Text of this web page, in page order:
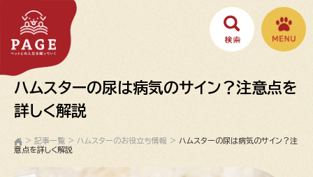
ハムスターの尿は病気のサイン？注意点を
詳しく解説
> 記事一覧 > ハムスターのお役立ち情報 > ハムスターの尿は病気のサイン？注
意点を詳しく解説